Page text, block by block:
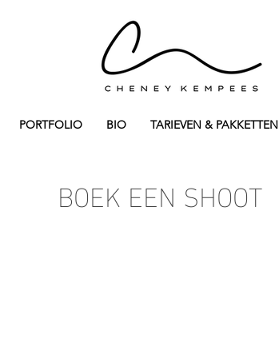
PORTFOLIO BIO TARIEVEN & PAKKETTEN
BOEK EEN SHOOT